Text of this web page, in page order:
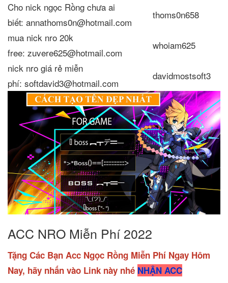
Cho nick ngọc Rồng chưa ai
biết: annathoms0n@hotmail.com
thoms0n658
mua nick nro 20k
free: zuvere625@hotmail.com
whoiam625
nick nro giá rẻ miễn
phí: softdavid3@hotmail.com
davidmostsoft3
ACC NRO Miễn Phí 2022
Tặng Các Bạn Acc Ngọc Rồng Miễn Phí Ngay Hôm
Nay, hãy nhấn vào Link này nhé NHẬN ACC